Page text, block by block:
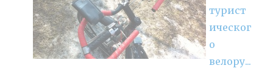
турист
ическог
о
велору...